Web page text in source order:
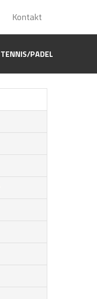
Kontakt
TENNIS/PADEL
Kontakt
TENNIS/PADEL